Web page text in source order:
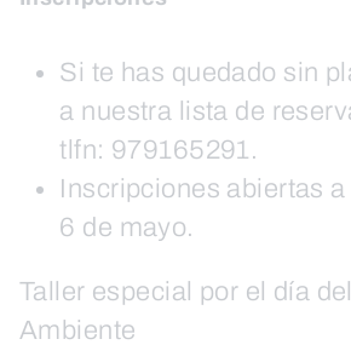
Si te has quedado sin
a nuestra lista de
tlfn: 979165291.
Inscripciones abiertas
6 de mayo.
Taller especial por el día
Ambiente